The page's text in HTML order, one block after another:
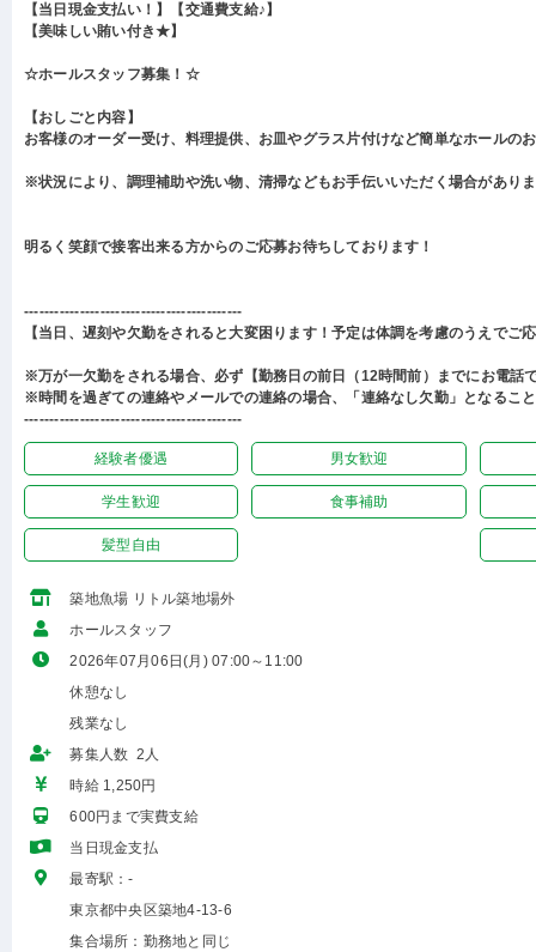
【当日現金支払い！】【交通費支給♪】
【美味しい賄い付き★】
☆ホールスタッフ募集！☆
【おしごと内容】
お客様のオーダー受け、料理提供、お皿やグラス片付けなど簡単なホールの
※状況により、調理補助や洗い物、清掃などもお手伝いいただく場合があり
明るく笑顔で接客出来る方からのご応募お待ちしております！
-------------------------------------------
【当日、遅刻や欠勤をされると大変困ります！予定は体調を考慮のうえでご
※万が一欠勤をされる場合、必ず【勤務日の前日（12時間前）までにお電話
※時間を過ぎての連絡やメールでの連絡の場合、「連絡なし欠勤」となるこ
-------------------------------------------
経験者優遇 男女歓迎
学生歓迎 食事補助
髪型自由
築地魚場 リトル築地場外
ホールスタッフ
2026年07月06日(月) 07:00～11:00
休憩なし
残業なし
募集人数 2人
時給 1,250円
600円まで実費支給
当日現金支払
最寄駅：-
東京都中央区築地4-13-6
集合場所：勤務地と同じ